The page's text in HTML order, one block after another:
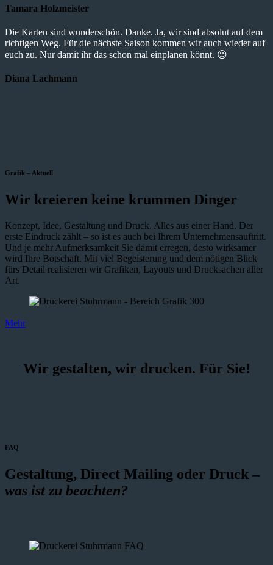
Tamara Holzmeister
Die Karten sind wunderschön. Danke. Ja, wir sind absolut auf dem
richtigen Weg. Für die nächste Saison kommen wir auch wieder auf
euch zu. Nur damit ihr das schon mal einplanen könnt. 😉
Diana Lachmann
Grafik – Aktuell
Wir kreieren keine krummen Dinger
Konzept, Idee, Gestaltung und Druck. Alles aus einer Hand. Der
erste Eindruck zählt – so ist es auch bei Ihrem Unternehmensauftritt.
Und je mehr Aufmerksamkeit Sie damit erregen, desto wirksamer
wird Ihre Botschaft. Mit viel Begeisterung und dem nötigen Blick
fürs Detail realisieren wir Grafiken, Layouts und Drucksachen aller
Art.
Mehr
Wir gestalten, wir drucken. Für Sie!
FAQ
Gestaltung, Direct Mailing oder Druck –
was ist zu beachten?